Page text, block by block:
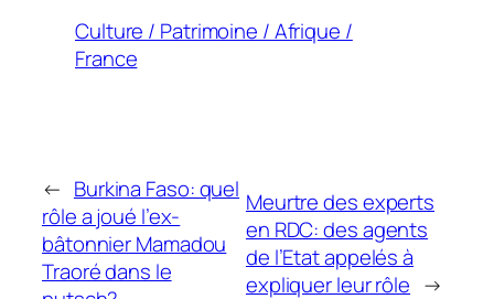
Culture / Patrimoine / Afrique /
France
← Burkina Faso: quel
rôle a joué l’ex-
bâtonnier Mamadou
Traoré dans le
Meurtre des experts
en RDC: des agents
de l’Etat appelés à
expliquer leur rôle →